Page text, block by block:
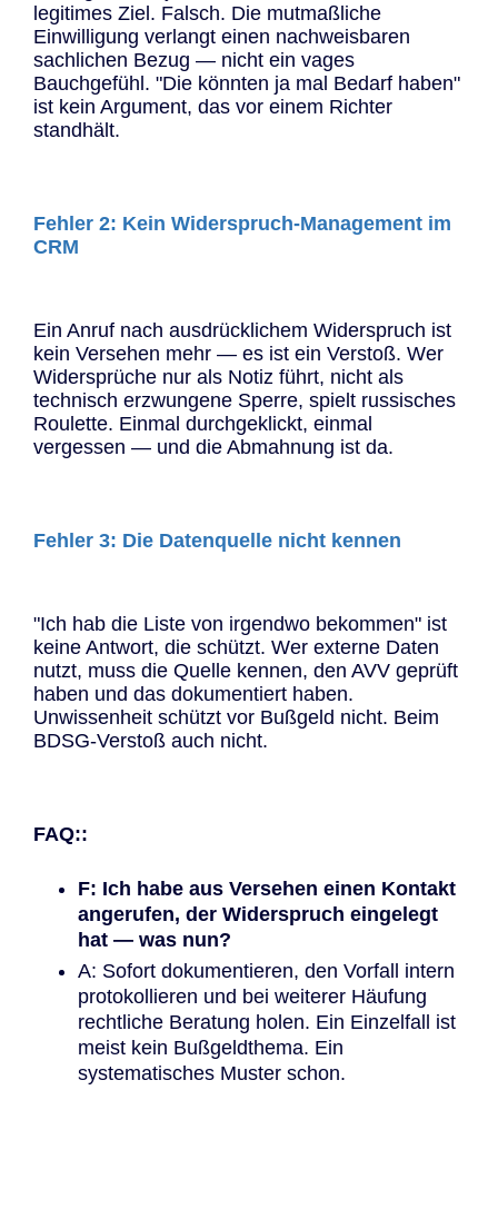
legitimes Ziel. Falsch. Die mutmaßliche
Einwilligung verlangt einen nachweisbaren
sachlichen Bezug — nicht ein vages
Bauchgefühl. "Die könnten ja mal Bedarf haben"
ist kein Argument, das vor einem Richter
standhält.
Fehler 2: Kein Widerspruch-Management im
CRM
Ein Anruf nach ausdrücklichem Widerspruch ist
kein Versehen mehr — es ist ein Verstoß. Wer
Widersprüche nur als Notiz führt, nicht als
technisch erzwungene Sperre, spielt russisches
Roulette. Einmal durchgeklickt, einmal
vergessen — und die Abmahnung ist da.
Fehler 3: Die Datenquelle nicht kennen
"Ich hab die Liste von irgendwo bekommen" ist
keine Antwort, die schützt. Wer externe Daten
nutzt, muss die Quelle kennen, den AVV geprüft
haben und das dokumentiert haben.
Unwissenheit schützt vor Bußgeld nicht. Beim
BDSG-Verstoß auch nicht.
FAQ::
F: Ich habe aus Versehen einen Kontakt
angerufen, der Widerspruch eingelegt
hat — was nun?
A: Sofort dokumentieren, den Vorfall intern
protokollieren und bei weiterer Häufung
rechtliche Beratung holen. Ein Einzelfall ist
meist kein Bußgeldthema. Ein
systematisches Muster schon.